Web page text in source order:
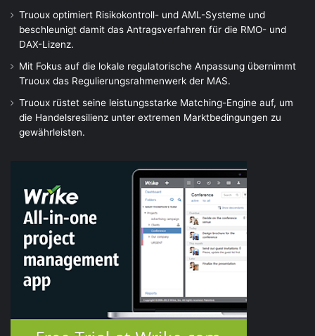
Truoux optimiert Risikokontroll- und AML-Systeme und
beschleunigt damit das Antragsverfahren für die RMO- und
DAX-Lizenz.
Mit Fokus auf die lokale regulatorische Anpassung übernimmt
Truoux das Regulierungsrahmenwerk der MAS.
Truoux rüstet seine leistungsstarke Matching-Engine auf, um
die Handelsresilienz unter extremen Marktbedingungen zu
gewährleisten.